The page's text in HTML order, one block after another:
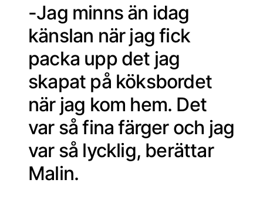
-Jag minns än idag
känslan när jag fick
packa upp det jag
skapat på köksbordet
när jag kom hem. Det
var så fina färger och jag
var så lycklig, berättar
Malin.